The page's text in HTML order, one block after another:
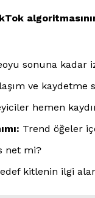
İLETIŞIM
: LoL Client
sonuna kadar
ve kaydetme
hemen
Trend öğeler
net mi?
kitlenin ilgi